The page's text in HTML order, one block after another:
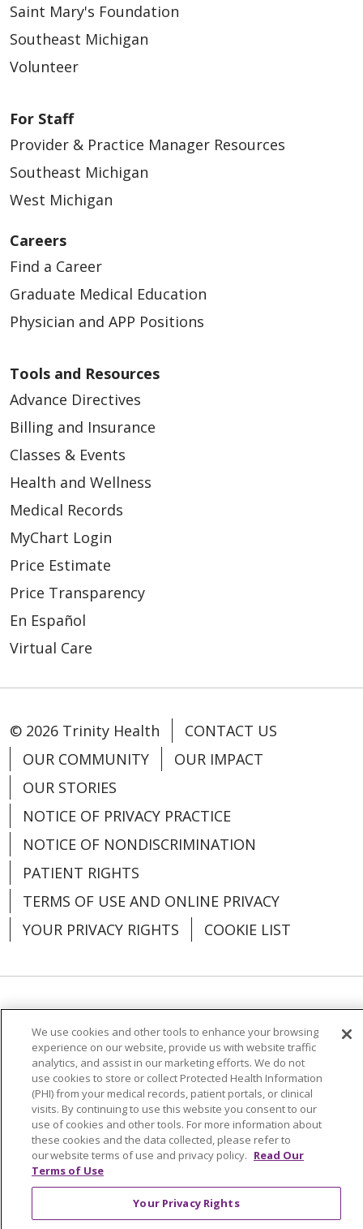
Saint Mary's Foundation
Southeast Michigan
Volunteer
For Staff
Provider & Practice Manager Resources
Southeast Michigan
West Michigan
Careers
Find a Career
Graduate Medical Education
Physician and APP Positions
Tools and Resources
Advance Directives
Billing and Insurance
Classes & Events
Health and Wellness
Medical Records
MyChart Login
Price Estimate
Price Transparency
En Español
Virtual Care
© 2026 Trinity Health
CONTACT US
OUR COMMUNITY
OUR IMPACT
OUR STORIES
NOTICE OF PRIVACY PRACTICE
NOTICE OF NONDISCRIMINATION
PATIENT RIGHTS
TERMS OF USE AND ONLINE PRIVACY
YOUR PRIVACY RIGHTS
COOKIE LIST
العربية
中文 Việt SHQIP 한국어
বাংলা
POLSKI
Deutsch Italiano
日本語
РУССКИЙ
Hrvatski Tagalog Cрпски
We use cookies and other tools to enhance your browsing
experience on our website, provide us with website traffic
analytics, and assist in our marketing efforts. We do not
use cookies to store or collect Protected Health Information
(PHI) from your medical records, patient portals, or clinical
visits. By continuing to use this website you consent to our
use of cookies and other tools. For more information about
these cookies and the data collected, please refer to
our website terms of use and privacy policy. Read Our
Terms of Use
Your Privacy Rights